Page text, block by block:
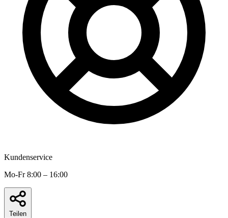
Kundenservice
Mo-Fr 8:00 – 16:00
Teilen